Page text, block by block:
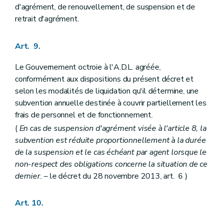
d'agrément, de renouvellement, de suspension et de
retrait d'agrément.
Art. 9.
Le Gouvernement octroie à l'A.D.L. agréée,
conformément aux dispositions du présent décret et
selon les modalités de liquidation qu'il détermine, une
subvention annuelle destinée à couvrir partiellement les
frais de personnel et de fonctionnement.
(En cas de suspension d'agrément visée à l'article 8, la
subvention est réduite proportionnellement à la durée
de la suspension et le cas échéant par agent lorsque le
non-respect des obligations concerne la situation de ce
dernier.– le décret du 28 novembre 2013, art. 6 )
Art. 10.